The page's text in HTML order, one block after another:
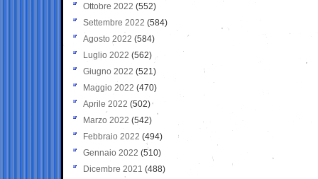
Ottobre 2022 (552)
Settembre 2022 (584)
Agosto 2022 (584)
Luglio 2022 (562)
Giugno 2022 (521)
Maggio 2022 (470)
Aprile 2022 (502)
Marzo 2022 (542)
Febbraio 2022 (494)
Gennaio 2022 (510)
Dicembre 2021 (488)